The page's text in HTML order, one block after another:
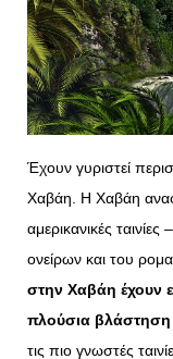
Έχουν γυριστεί
Χαβάη. Η Χαβάη
αμερικανικές
ονείρων και του
στην Χαβάη έχουν
πλούσια βλάστηση
τις πιο γνωστές